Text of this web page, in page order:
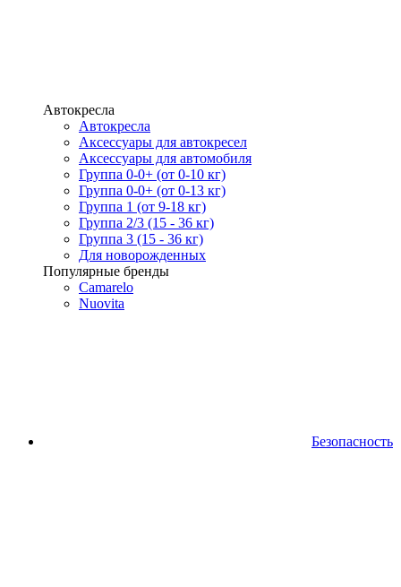
Автокресла
Автокресла
Аксессуары для автокресел
Аксессуары для автомобиля
Группа 0-0+ (от 0-10 кг)
Группа 0-0+ (от 0-13 кг)
Группа 1 (от 9-18 кг)
Группа 2/3 (15 - 36 кг)
Группа 3 (15 - 36 кг)
Для новорожденных
Популярные бренды
Camarelo
Nuovita
Безопасность